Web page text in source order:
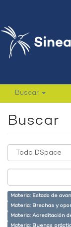
Buscar
Buscar
Materia: Estado de
Materia: Brechas y
Materia: Acreditación